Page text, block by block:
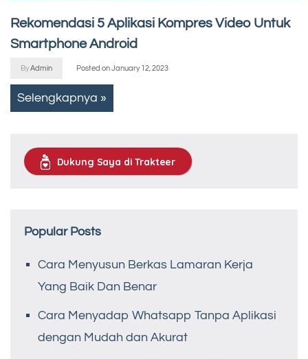
Rekomendasi 5 Aplikasi Kompres Video Untuk
Smartphone Android
ByAdmin Posted onJanuary 12, 2023
Selengkapnya »
Dukung Saya di Trakteer
Popular Posts
Cara Menyusun Berkas Lamaran Kerja
Yang Baik Dan Benar
Cara Menyadap Whatsapp Tanpa Aplikasi
dengan Mudah dan Akurat